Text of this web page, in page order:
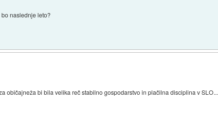
naslednje leto?
običajneža bi bila velika reč stabilno gospodarstvo in plačilna disciplina v SLO...